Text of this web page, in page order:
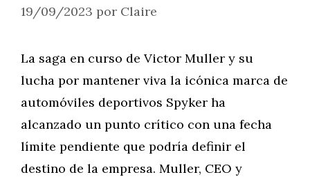
19/09/2023 por Claire
La saga en curso de Victor Muller y su
lucha por mantener viva la icónica marca de
automóviles deportivos Spyker ha
alcanzado un punto crítico con una fecha
límite pendiente que podría definir el
destino de la empresa. Muller, CEO y